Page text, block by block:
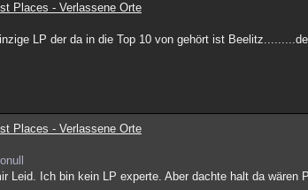
Places - Verlassene Orte
LP der da in die Top 10 von gehört ist
Places - Verlassene Orte
Leid. Ich bin kein LP experte. Aber dachte halt da